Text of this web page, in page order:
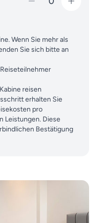
Wenn Sie mehr als
Sie sich bitte an
reisen
erhalten Sie
pro
Leistungen. Diese
Bestätigung